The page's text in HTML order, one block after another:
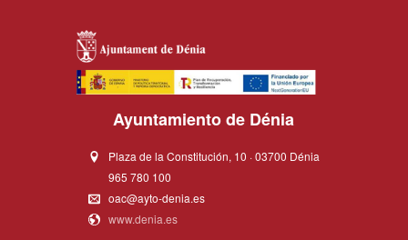
Ayuntamiento de Dénia
Plaza de la Constitución, 10 · 03700 Dénia
965 780 100
oac@ayto-denia.es
www.denia.es